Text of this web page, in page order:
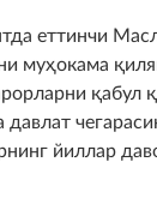
еттинчи
муҳокама
давлат
йиллар